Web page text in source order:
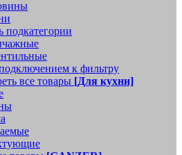
подкатегории
к фильтру
все товары [Для кухни]